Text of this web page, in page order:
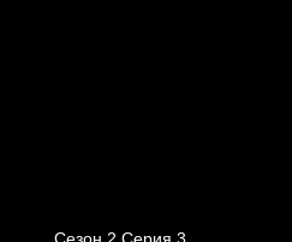
Сезон 2 Серия 3